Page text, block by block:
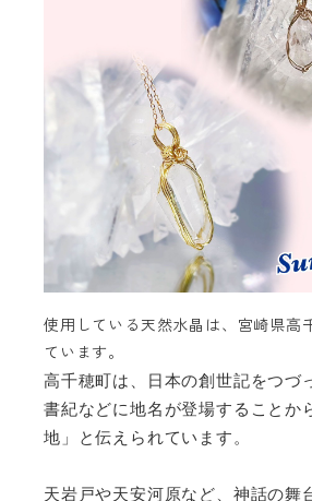
使用している天然水晶は、宮崎県高
ています。
高千穂町は、日本の創世記をつづ
書紀などに地名が登場することか
地」と伝えられています。
天岩戸や天安河原など、神話の舞